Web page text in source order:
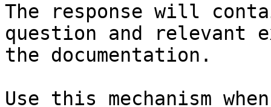
The response will
question and relevant
the documentation.
Use this mechanism